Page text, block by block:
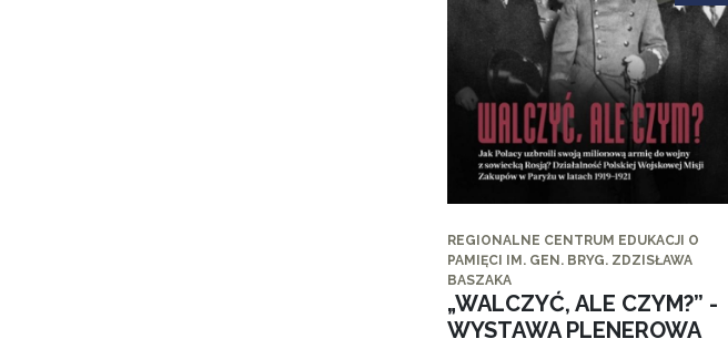
REGIONALNE CENTRUM EDUKACJI O
PAMIĘCI IM. GEN. BRYG. ZDZISŁAWA
BASZAKA
„WALCZYĆ, ALE CZYM?” -
WYSTAWA PLENEROWA